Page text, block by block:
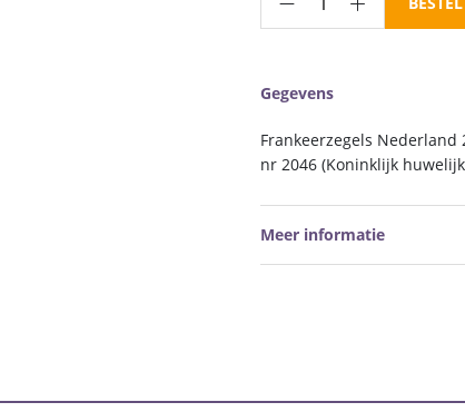
Nederland
postfris
aantal
Gegevens
Frankeerzegels Nederland
nr 2046 (Koninklijk
Meer informatie